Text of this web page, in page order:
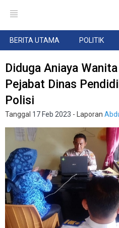
BERITA UTAMA POLITIK
Diduga Aniaya
Pejabat Dinas
Polisi
Tanggal 17 Feb 2023 - Laporan